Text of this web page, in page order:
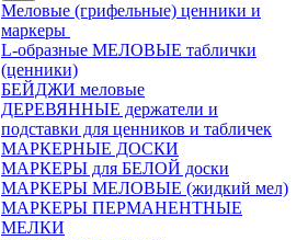
Меловые (грифельные) ценники и
маркеры
L-образные МЕЛОВЫЕ таблички
(ценники)
БЕЙДЖИ меловые
ДЕРЕВЯННЫЕ держатели и
подставки для ценников и табличек
МАРКЕРНЫЕ ДОСКИ
МАРКЕРЫ для БЕЛОЙ доски
МАРКЕРЫ МЕЛОВЫЕ (жидкий мел)
МАРКЕРЫ ПЕРМАНЕНТНЫЕ
МЕЛКИ